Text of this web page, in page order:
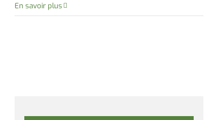
En savoir plus